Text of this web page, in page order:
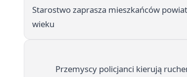
Starostwo zaprasza mieszkańców
wieku
Przemyscy policjanci kierują